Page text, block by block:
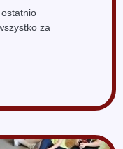
za